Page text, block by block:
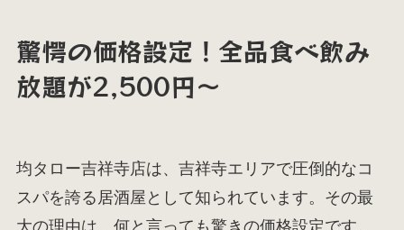
驚愕の価格設定！全品食べ飲み
放題が2,500円～
均タロー吉祥寺店は、吉祥寺エリアで圧倒的なコ
スパを誇る居酒屋として知られています。その最
大の理由は、何と言っても驚きの価格設定です。